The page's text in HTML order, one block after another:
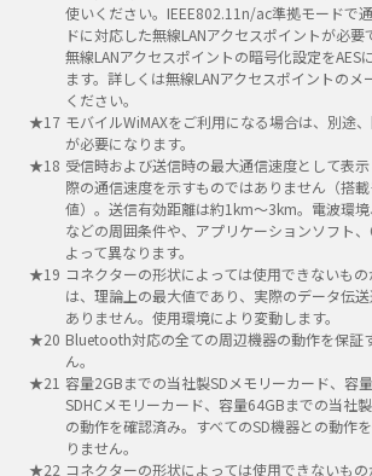
使いください。IEEE802.11n/ac準拠モードで
ドに対応した無線LANアクセスポイントが必
無線LANアクセスポイントの暗号化設定をAES
ます。詳しくは無線LANアクセスポイントの
ください。
モバイルWiMAXをご利用になる場合は、別途
が必要になります。
受信時および送信時の最大通信速度として表
際の通信速度を示すものではありません（搭
値）。送信有効距離は約1km～3km。電波環
などの周囲条件や、アプリケーションソフト
よって異なります。
コネクターの形状によっては使用できないも
は、理論上の最大値であり、実際のデータ伝
ありません。使用環境により変動します。
Bluetooth対応の全ての周辺機器の動作を保証
ん。
容量2GBまでの当社製SDメモリーカード、容
SDHCメモリーカード、容量64GBまでの当社
の動作を確認済み。すべてのSD機器との動作
りません。
コネクターの形状によっては使用できないもの